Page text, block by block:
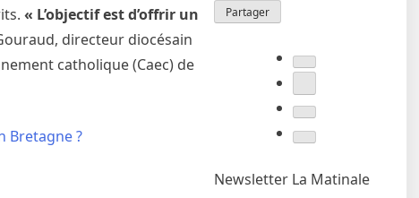
Partager
Newsletter La Matinale
« L’objectif est d’offrir un
directeur diocésain
catholique (Caec) de
Bretagne ?